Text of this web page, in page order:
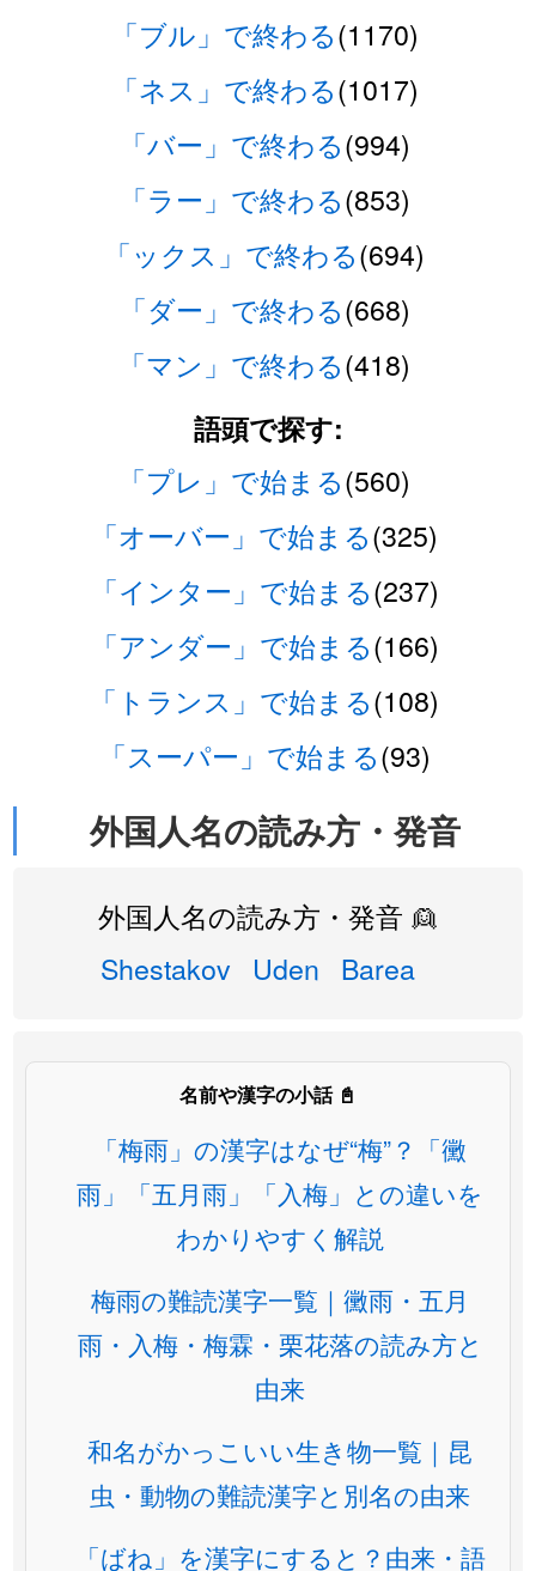
「ブル」で終わる(1170)
「ネス」で終わる(1017)
「バー」で終わる(994)
「ラー」で終わる(853)
「ックス」で終わる(694)
「ダー」で終わる(668)
「マン」で終わる(418)
語頭で探す:
「プレ」で始まる(560)
「オーバー」で始まる(325)
「インター」で始まる(237)
「アンダー」で始まる(166)
「トランス」で始まる(108)
「スーパー」で始まる(93)
外国人名の読み方・発音
外国人名の読み方・発音 👱
Shestakov
Uden Barea
名前や漢字の小話 📓
「梅雨」の漢字はなぜ“梅”？「黴
雨」「五月雨」「入梅」との違いを
わかりやすく解説
梅雨の難読漢字一覧｜黴雨・五月
雨・入梅・梅霖・栗花落の読み方と
由来
和名がかっこいい生き物一覧｜昆
虫・動物の難読漢字と別名の由来
「ばね」を漢字にすると？由来・語